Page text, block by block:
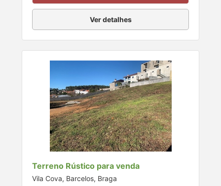
Ver detalhes
Terreno Rústico para venda
Vila Cova, Barcelos, Braga